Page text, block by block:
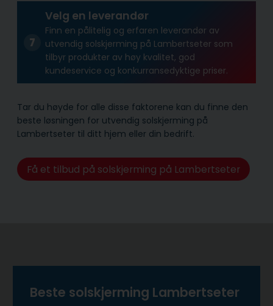
Velg en leverandør
Finn en pålitelig og erfaren leverandør av
utvendig solskjerming på Lambertseter som
tilbyr produkter av høy kvalitet, god
kundeservice og konkurransedyktige priser.
Tar du høyde for alle disse faktorene kan du finne den
beste løsningen for utvendig solskjerming på
Lambertseter til ditt hjem eller din bedrift.
Få et tilbud på solskjerming på Lambertseter
Beste solskjerming Lambertseter